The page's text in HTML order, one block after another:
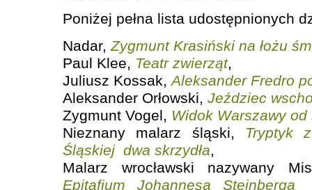
Poniżej pełna lista udostępnionych
Nadar, Zygmunt Krasiński na łożu
Paul Klee, Teatr zwierząt,
Juliusz Kossak,Aleksander Fredro
Aleksander Orłowski, Jeździec
Zygmunt Vogel, Widok Warszawy
Nieznany malarz śląski, Tryptyk
Śląskiej ­ dwa skrzydła,
Malarz wrocławski nazywany
Epitafium Johannesa